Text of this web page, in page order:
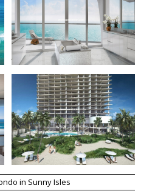
in Sunny Isles